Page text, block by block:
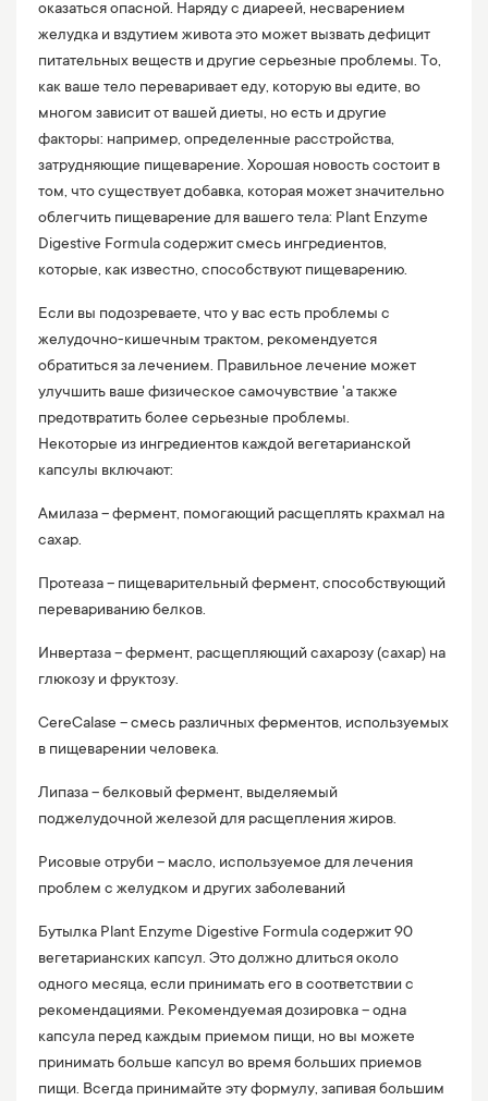
оказаться опасной. Наряду с диареей, несварением
желудка и вздутием живота это может вызвать дефицит
питательных веществ и другие серьезные проблемы. То,
как ваше тело переваривает еду, которую вы едите, во
многом зависит от вашей диеты, но есть и другие
факторы: например, определенные расстройства,
затрудняющие пищеварение. Хорошая новость состоит в
том, что существует добавка, которая может значительно
облегчить пищеварение для вашего тела: Plant Enzyme
Digestive Formula содержит смесь ингредиентов,
которые, как известно, способствуют пищеварению.
Если вы подозреваете, что у вас есть проблемы с
желудочно-кишечным трактом, рекомендуется
обратиться за лечением. Правильное лечение может
улучшить ваше физическое самочувствие 'а также
предотвратить более серьезные проблемы.
Некоторые из ингредиентов каждой вегетарианской
капсулы включают:
Амилаза – фермент, помогающий расщеплять крахмал на
сахар.
Протеаза – пищеварительный фермент, способствующий
перевариванию белков.
Инвертаза – фермент, расщепляющий сахарозу (сахар) на
глюкозу и фруктозу.
CereCalase – смесь различных ферментов, используемых
в пищеварении человека.
Липаза – белковый фермент, выделяемый
поджелудочной железой для расщепления жиров.
Рисовые отруби – масло, используемое для лечения
проблем с желудком и других заболеваний
Бутылка Plant Enzyme Digestive Formula содержит 90
вегетарианских капсул. Это должно длиться около
одного месяца, если принимать его в соответствии с
рекомендациями. Рекомендуемая дозировка – одна
капсула перед каждым приемом пищи, но вы можете
принимать больше капсул во время больших приемов
пищи. Всегда принимайте эту формулу, запивая большим